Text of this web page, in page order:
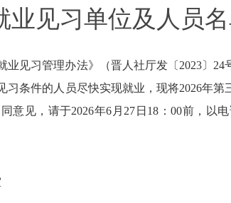
业见习单位及人员
见习管理办法》（晋人社厅发〔2023〕
习条件的人员尽快实现就业，现将2026年第
意见，请于2026年6 月27 日18：00前，以